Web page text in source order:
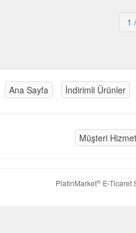
1
Ana Sayfa İndirimli Ürünler
Müşteri
PlatinMarket®E-Ticaret